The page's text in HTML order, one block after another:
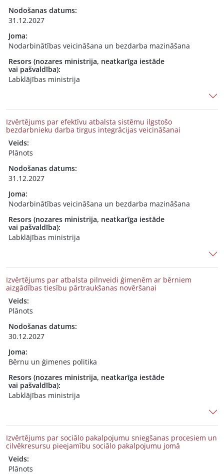
Nodošanas datums:
31.12.2027
Joma:
Nodarbinātības veicināšana un bezdarba mazināšana
Resors (nozares ministrija, neatkarīga iestāde
vai pašvaldība):
Labklājības ministrija
Izvērtējums par efektīvu atbalsta sistēmu ilgstošo
bezdarbnieku darba tirgus integrācijas veicināšanai
Veids:
Plānots
Nodošanas datums:
31.12.2027
Joma:
Nodarbinātības veicināšana un bezdarba mazināšana
Resors (nozares ministrija, neatkarīga iestāde
vai pašvaldība):
Labklājības ministrija
Izvērtējums par atbalsta pilnveidi ģimenēm ar bērniem
aizgādības tiesību pārtraukšanas novēršanai
Veids:
Plānots
Nodošanas datums:
30.12.2027
Joma:
Bērnu un ģimenes politika
Resors (nozares ministrija, neatkarīga iestāde
vai pašvaldība):
Labklājības ministrija
Izvērtējums par sociālo pakalpojumu sniegšanas procesiem un
cilvēkresursu pieejamību sociālo pakalpojumu jomā
Veids:
Plānots